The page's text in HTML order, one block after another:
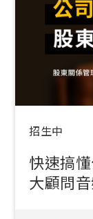
招生中
快速搞
大顧問